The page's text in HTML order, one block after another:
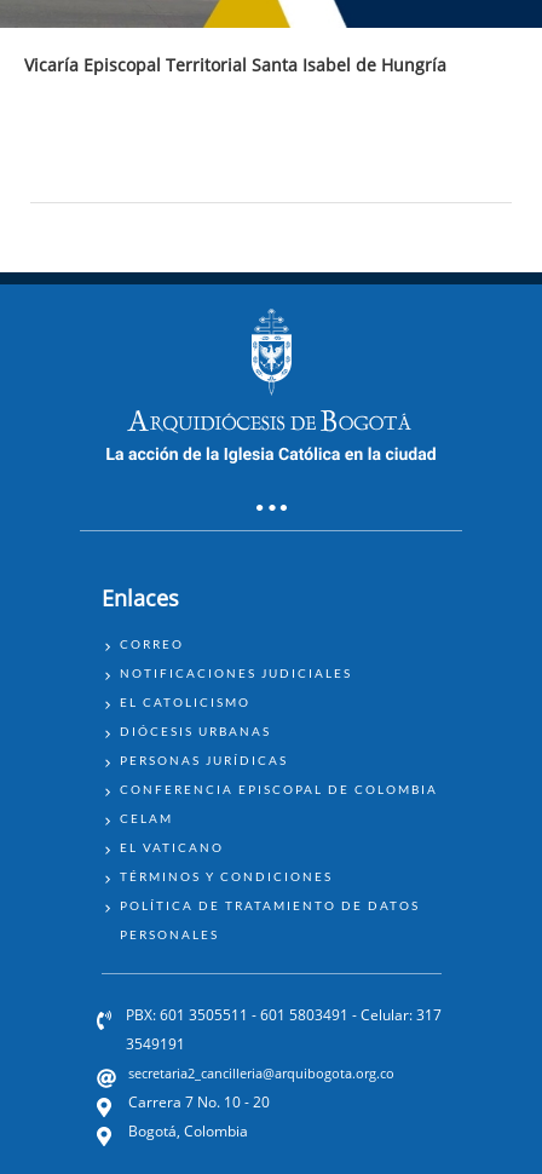
Vicaría Episcopal Territorial Santa Isabel de Hungría
Enlaces
ENLACES
CORREO
NOTIFICACIONES JUDICIALES
EL CATOLICISMO
DIÓCESIS URBANAS
PERSONAS JURÍDICAS
CONFERENCIA EPISCOPAL DE COLOMBIA
CELAM
EL VATICANO
TÉRMINOS Y CONDICIONES
POLÍTICA DE TRATAMIENTO DE DATOS
PERSONALES
PBX: 601 3505511 - 601 5803491 - Celular: 317
3549191
secretaria2_cancilleria@arquibogota.org.co
Carrera 7 No. 10 - 20
Bogotá, Colombia